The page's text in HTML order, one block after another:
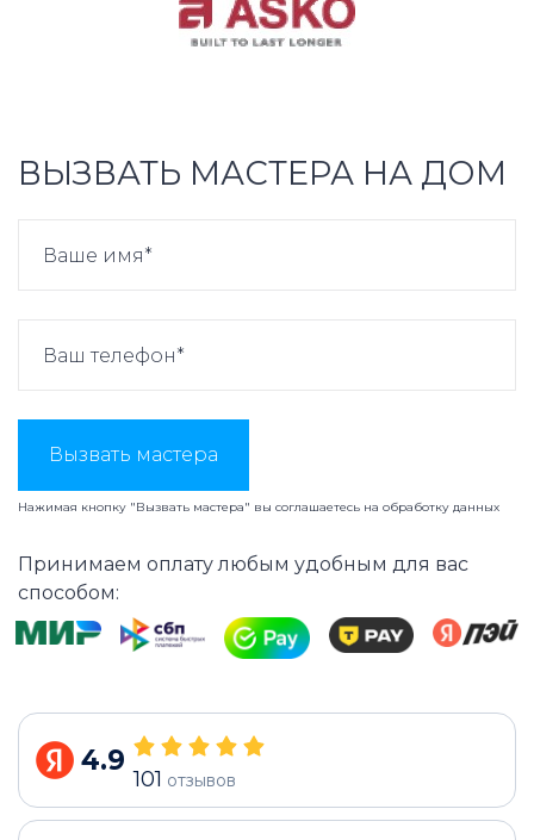
ВЫЗВАТЬ МАСТЕРА НА ДОМ
Вызвать мастера
Нажимая кнопку "Вызвать мастера" вы соглашаетесь на обработку данных
Принимаем оплату любым удобным для вас
способом:
4.9
101 отзывов